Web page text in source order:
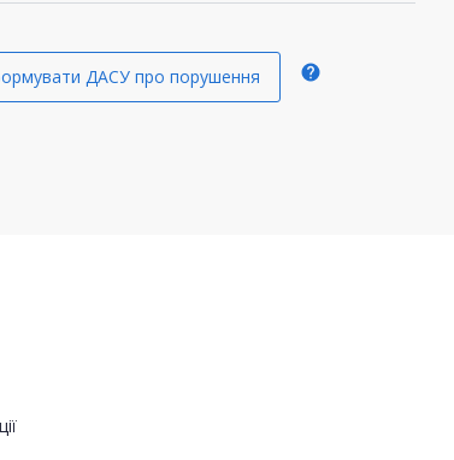
ДАСУ про порушення help